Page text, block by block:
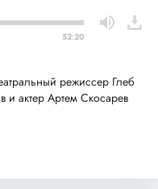
52:20
режиссер Глеб
и актер Артем Скосарев